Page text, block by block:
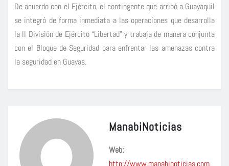
De acuerdo con el Ejército, el contingente que arribó a Guayaquil
se integró de forma inmediata a las operaciones que desarrolla
la II División de Ejército “Libertad” y trabaja de manera conjunta
con el Bloque de Seguridad para enfrentar las amenazas contra
la seguridad en Guayas.
ManabiNoticias
Web:
http://www.manabinoticias.com